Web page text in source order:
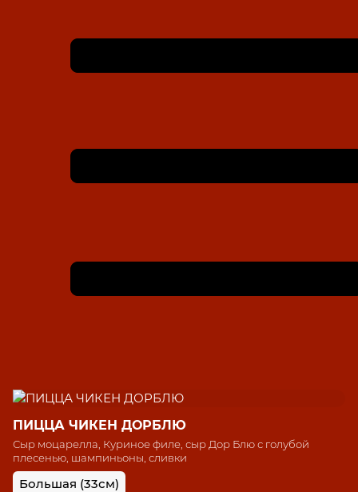
ПИЦЦА ЧИКЕН ДОРБЛЮ
Сыр моцарелла, Куриное филе, сыр Дор Блю с голубой
плесенью, шампиньоны, сливки
Большая (33см)